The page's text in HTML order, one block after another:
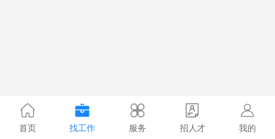
首页 找工作 服务 招人才 我的